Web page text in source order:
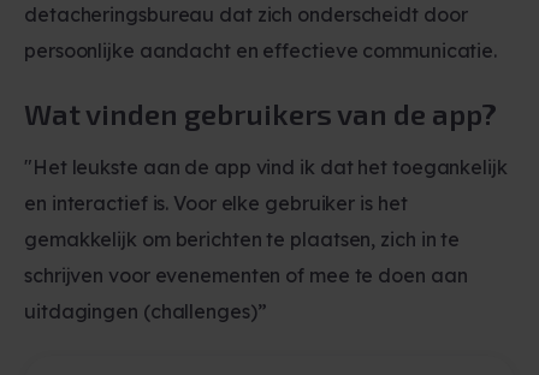
detacheringsbureau dat zich onderscheidt door
persoonlijke aandacht en effectieve communicatie.
Wat vinden gebruikers van de app?
"Het leukste aan de app vind ik dat het toegankelijk
en interactief is. Voor elke gebruiker is het
gemakkelijk om berichten te plaatsen, zich in te
schrijven voor evenementen of mee te doen aan
uitdagingen (challenges)”